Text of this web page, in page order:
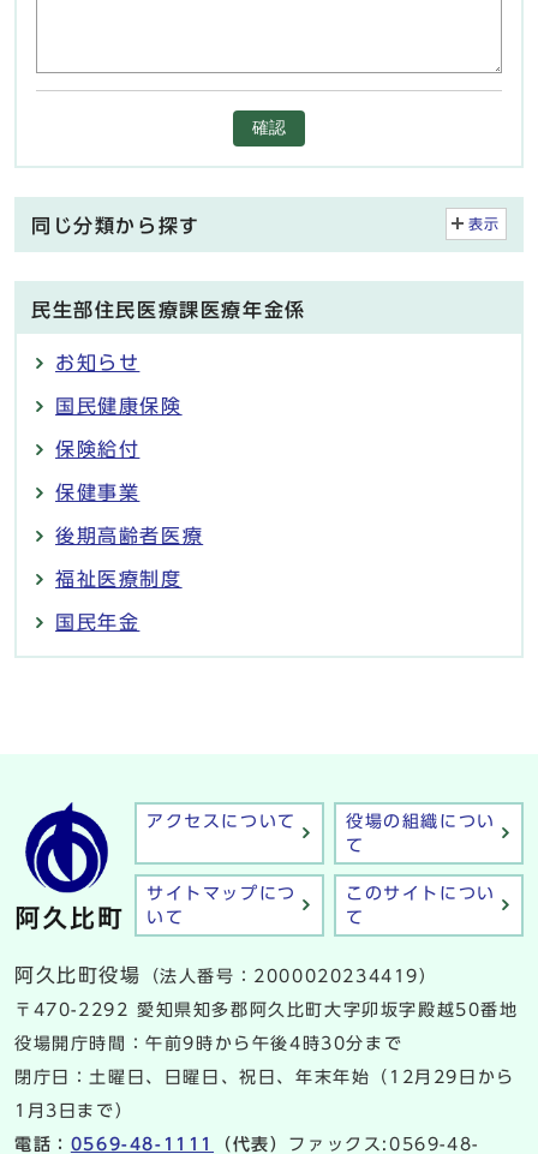
確認
同じ分類から探す 表示
民生部住民医療課医療年金係
お知らせ
国民健康保険
保険給付
保健事業
後期高齢者医療
福祉医療制度
国民年金
アクセスについて
役場の組織につい
て
サイトマップにつ
いて
このサイトについ
て
阿久比町役場
（法人番号：2000020234419）
〒470-2292 愛知県知多郡阿久比町大字卯坂字殿越50番地
役場開庁時間：午前9時から午後4時30分まで
閉庁日：土曜日、日曜日、祝日、年末年始（12月29日から
1月3日まで）
電話： 0569-48-1111 （代表） ファックス:0569-48-